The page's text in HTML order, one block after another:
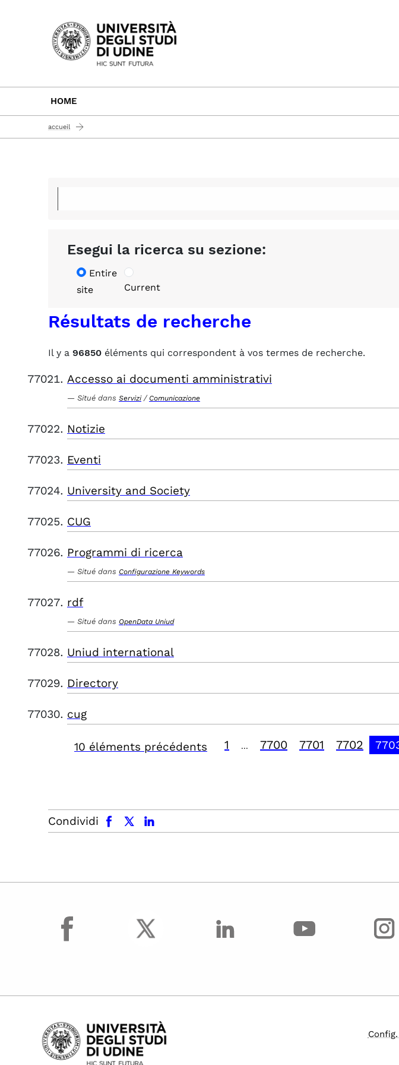
Passa al contenuto principale
HOME
accueil
Esegui la ricerca su sezione:
Entire
site
Current
Résultats de recherche
Il y a 96850 éléments qui correspondent à vos termes de recherche.
Accesso ai documenti amministrativi
Situé dans Servizi / Comunicazione
Notizie
Eventi
University and Society
CUG
Programmi di ricerca
Situé dans Configurazione Keywords
rdf
Situé dans OpenData Uniud
Uniud international
Directory
cug
10 éléments précédents 1 7700 7701 7702
Condividi
facebook x.com linkedin
facebook